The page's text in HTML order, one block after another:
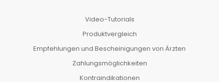
Video-Tutorials
Produktvergleich
Empfehlungen und Bescheinigungen von Ärzten
Zahlungsmöglichkeiten
Kontraindikationen